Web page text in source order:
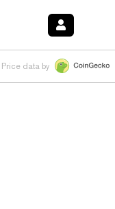
$1.02 -0.80% HYPE $55.89
Price data by